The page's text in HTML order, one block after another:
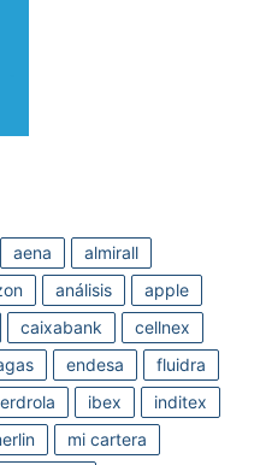
aena
almirall
análisis
apple
caixabank
cellnex
endesa
fluidra
ibex
inditex
mi cartera